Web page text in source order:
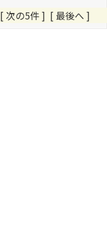
[ 次の5件 ] [ 最後へ ]